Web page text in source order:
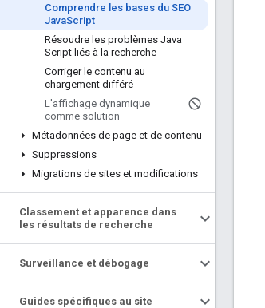
Comprendre les bases du SEO
JavaScript
Résoudre les problèmes Java
Script liés à la recherche
Corriger le contenu au
chargement différé
L'affichage dynamique
comme solution
Métadonnées de page et de contenu
Suppressions
Migrations de sites et modifications
Classement et apparence dans
les résultats de recherche
Surveillance et débogage
Guides spécifiques au site